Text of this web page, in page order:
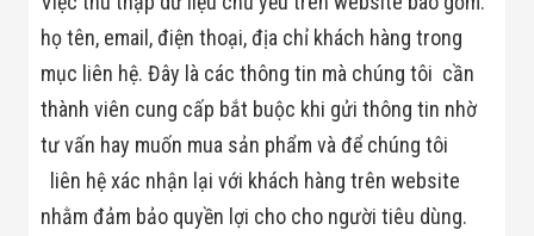
Giải Pháp Thiết
Bị Ngành Thủy
Sản - Đông
Lạnh
Giải Pháp Thiết
Bị Ngành Thực
Phẩm Đóng Gói
Giải Pháp Thiết
Mặc - Giày Da
họ tên, email, điện thoại, địa chỉ khách hàng trong
mục liên hệ. Đây là các thông tin mà chúng tôi cần
thành viên cung cấp bắt buộc khi gửi thông tin nhờ
tư vấn hay muốn mua sản phẩm và để chúng tôi
liên hệ xác nhận lại với khách hàng trên website
nhằm đảm bảo quyền lợi cho cho người tiêu dùng.